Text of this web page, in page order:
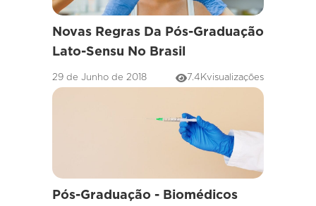
Novas Regras Da Pós-Graduação
Lato-Sensu No Brasil
29 de Junho de 2018 7.4Kvisualizações
Pós-Graduação - Biomédicos